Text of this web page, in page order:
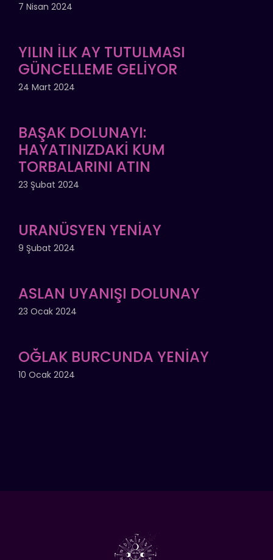
7 Nisan 2024
YILIN İLK AY TUTULMASI
GÜNCELLEME GELİYOR
24 Mart 2024
BAŞAK DOLUNAYI:
HAYATINIZDAKİ KUM
TORBALARINI ATIN
23 Şubat 2024
URANÜSYEN YENİAY
9 Şubat 2024
ASLAN UYANIŞI DOLUNAY
23 Ocak 2024
OĞLAK BURCUNDA YENİAY
10 Ocak 2024